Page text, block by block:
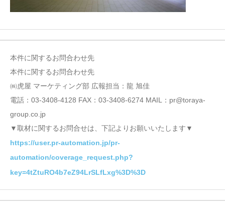
本件に関するお問合わせ先
本件に関するお問合わせ先
㈱虎屋 マーケティング部 広報担当：龍 旭佳
電話：03-3408-4128 FAX：03-3408-6274 MAIL：pr@toraya-
group.co.jp
▼取材に関するお問合せは、下記よりお願いいたします▼
https://user.pr-automation.jp/pr-
automation/coverage_request.php?
key=4tZtuRO4b7eZ94LrSLfLxg%3D%3D